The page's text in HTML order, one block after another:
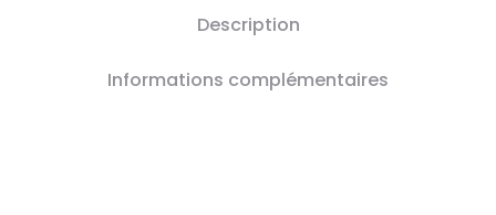
Description
Informations complémentaires